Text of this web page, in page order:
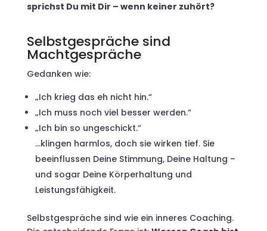
sprichst Du mit Dir – wenn keiner zuhört?
Selbstgespräche sind
Machtgespräche
Gedanken wie:
„Ich krieg das eh nicht hin.“
„Ich muss noch viel besser werden.“
„Ich bin so ungeschickt.“
…klingen harmlos, doch sie wirken tief. Sie
beeinflussen Deine Stimmung, Deine Haltung –
und sogar Deine Körperhaltung und
Leistungsfähigkeit.
Selbstgespräche sind wie ein inneres Coaching.